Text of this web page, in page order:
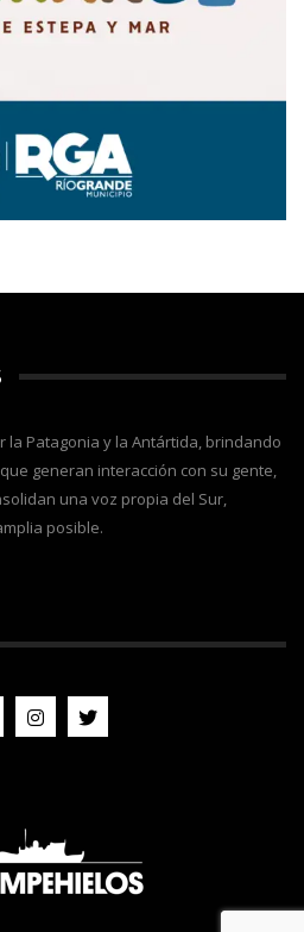
la Patagonia y la Antártida, brindando
generan interacción con su gente,
una voz propia del Sur,
posible.